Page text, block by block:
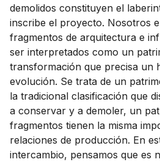
demolidos constituyen el
inscribe el proyecto. Nosotros
fragmentos de arquitectura e
ser interpretados como un
transformación que precisa un
evolución. Se trata de un
la tradicional clasificación que
a conservar y a demoler, un
fragmentos tienen la misma
relaciones de producción. En
intercambio, pensamos que es